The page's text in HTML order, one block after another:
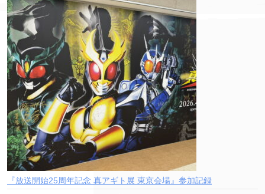
『放送開始25周年記念 真アギト展 東京会場』参加記録